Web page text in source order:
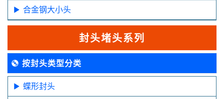
合金钢大小头
封头堵头系列
按封头类型分类
蝶形封头